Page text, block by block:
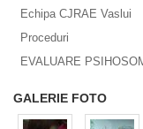
Echipa CJRAE Vaslui
Proceduri
EVALUARE
GALERIE FOTO